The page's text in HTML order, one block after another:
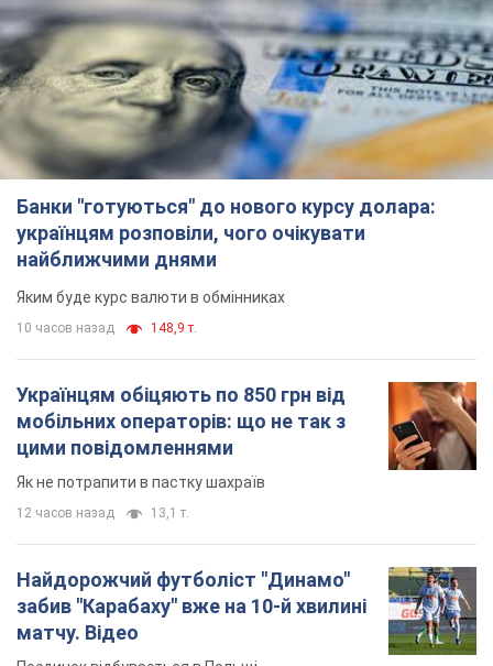
Банки "готуються" до нового курсу долара:
українцям розповіли, чого очікувати
найближчими днями
Яким буде курс валюти в обмінниках
10 часов назад 148,9 т.
Українцям обіцяють по 850 грн від
мобільних операторів: що не так з
цими повідомленнями
Як не потрапити в пастку шахраїв
12 часов назад 13,1 т.
Найдорожчий футболіст "Динамо"
забив "Карабаху" вже на 10-й хвилині
матчу. Відео